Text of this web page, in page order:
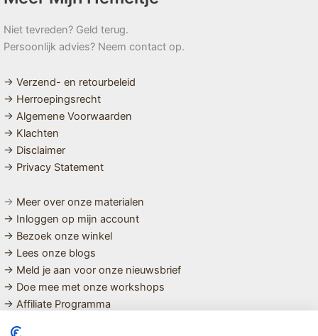
Niet tevreden? Geld terug.
Persoonlijk advies? Neem contact op.
→ Verzend- en retourbeleid
→ Herroepingsrecht
→ Algemene Voorwaarden
→ Klachten
→ Disclaimer
→ Privacy Statement
→ Meer over onze materialen
→ Inloggen op mijn account
→ Bezoek onze winkel
→ Lees onze blogs
→ Meld je aan voor onze nieuwsbrief
→ Doe mee met onze workshops
→ Affiliate Programma